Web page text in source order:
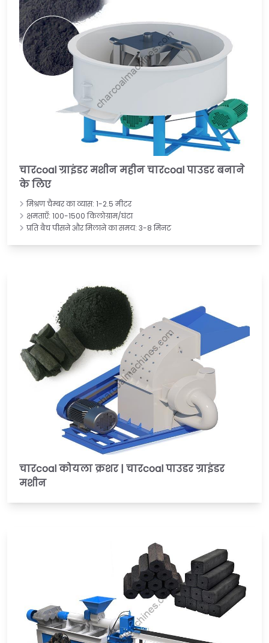
चारcoal ग्राइंडर मशीन महीन चारcoal पाउडर बनाने
के लिए
मिश्रण चैम्बर का व्यास: 1-2.5 मीटर
क्षमताएँ: 100-1500 किलोग्राम/घंटा
प्रति बैच पीसने और मिलाने का समय: 3-8 मिनट
चारcoal कोयला क्रशर | चारcoal पाउडर ग्राइंडर
मशीन